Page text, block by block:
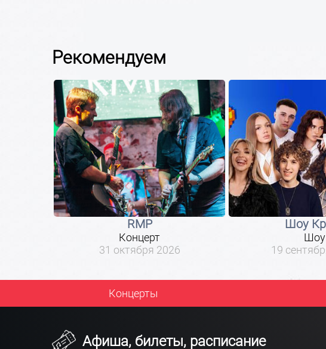
Рекомендуем
RMP
Концерт
31 октября 2026
Шоу
Шоу
19
Концерты
Афиша, билеты, расписание